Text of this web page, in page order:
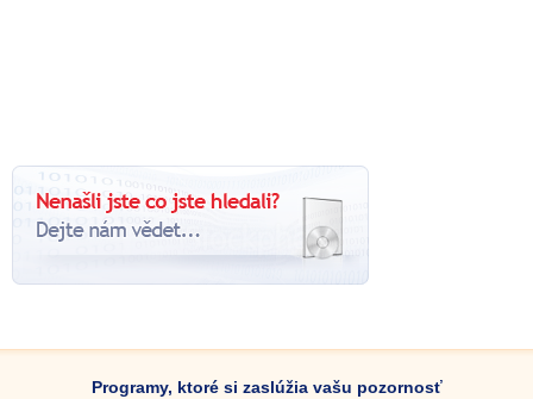
Programy, ktoré si zaslúžia vašu pozornosť